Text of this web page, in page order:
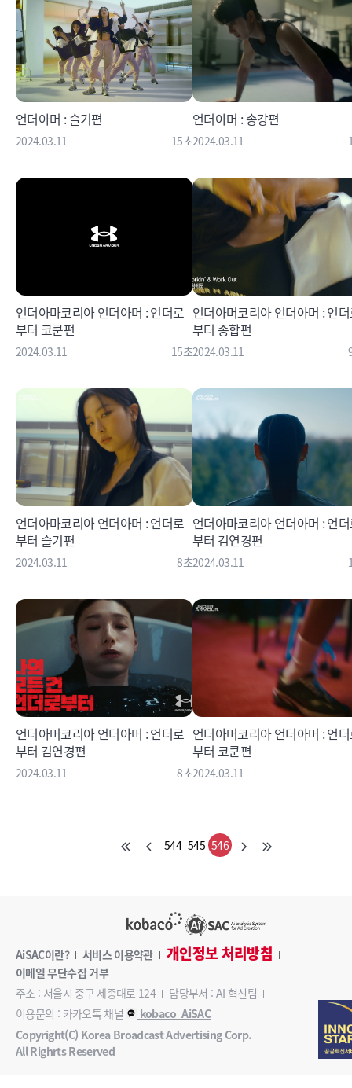
언더아머 : 슬기편
2024.03.11 15초
언더아머 : 송강편
2024.03.11
언더아마코리아 언더아머 : 언더로
부터 코쿤편
2024.03.11 15초
언더아머코리아 언더아머 : 언
부터 종합편
2024.03.11
언더아마코리아 언더아머 : 언더로
부터 슬기편
2024.03.11 8초
언더아마코리아 언더아머 : 언
부터 김연경편
2024.03.11
언더아머코리아 언더아머 : 언더로
부터 김연경편
2024.03.11 8초
언더아머코리아 언더아머 : 언
부터 코쿤편
2024.03.11
544 545 546
AiSAC이란? 서비스 이용약관 개인정보 처리방침
이메일 무단수집 거부
주소 : 서울시 중구 세종대로 124
담당부서 : AI 혁신팀
이용문의 : 카카오톡 채널
kobaco_AiSAC
Copyright(C) Korea Broadcast Advertising Corp.
All Righrts Reserved